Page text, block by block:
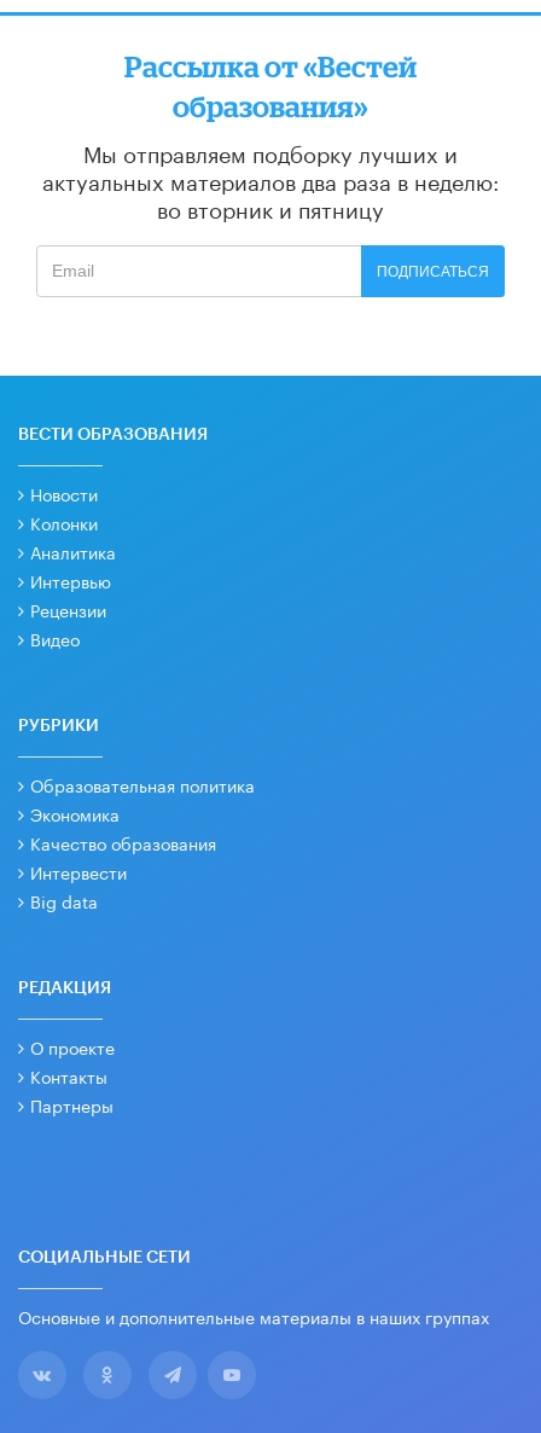
Рассылка от «Вестей
образования»
Мы отправляем подборку лучших и
актуальных материалов два раза в неделю:
во вторник и пятницу
ПОДПИСАТЬСЯ
ВЕСТИ ОБРАЗОВАНИЯ
Новости
Колонки
Аналитика
Интервью
Рецензии
Видео
РУБРИКИ
Образовательная политика
Экономика
Качество образования
Интервести
Big data
РЕДАКЦИЯ
О проекте
Контакты
Партнеры
СОЦИАЛЬНЫЕ СЕТИ
Основные и дополнительные материалы в наших группах